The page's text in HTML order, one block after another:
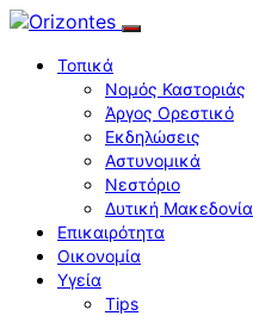
Τοπικά
Νομός Καστοριάς
Άργος Ορεστικό
Εκδηλώσεις
Αστυνομικά
Νεστόριο
Δυτική Μακεδονία
Επικαιρότητα
Οικονομία
Υγεία
Tips